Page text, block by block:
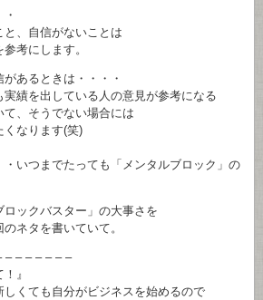
、自信がないことは
考にします。
あるときは・・・・
績を出している人の意見が参考になる
、そうでない場合には
なります(笑)
いつまでたっても「メンタルブロック」の
ックバスター」の大事さを
ネタを書いていて。
– – – – – –
』
くても自分がビジネスを始めるので